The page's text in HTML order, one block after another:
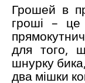
Грошей в
гроші –
для того,
шнурку
два мішки